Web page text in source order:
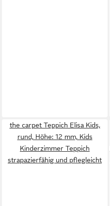
the carpet Teppich Elisa Kids,
rund, Höhe: 12 mm, Kids
Kinderzimmer Teppich
strapazierfähig und pflegleicht